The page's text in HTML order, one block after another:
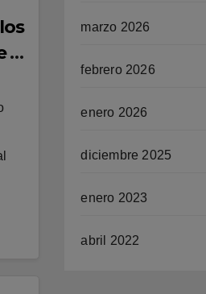
a
marzo 2026
febrero 2026
enero 2026
diciembre 2025
enero 2023
abril 2022